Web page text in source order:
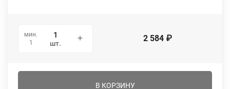
мин.
1
шт. 2 584 ₽
В КОРЗИНУ